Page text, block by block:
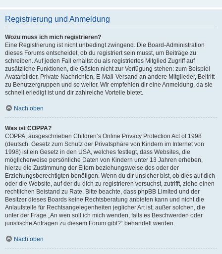
Registrierung und Anmeldung
Wozu muss ich mich registrieren?
Eine Registrierung ist nicht unbedingt zwingend. Die Board-Administration
dieses Forums entscheidet, ob du registriert sein musst, um Beiträge zu
schreiben. Auf jeden Fall erhältst du als registriertes Mitglied Zugriff auf
zusätzliche Funktionen, die Gästen nicht zur Verfügung stehen: zum Beispiel
Avatarbilder, Private Nachrichten, E-Mail-Versand an andere Mitglieder, Beitritt
zu Benutzergruppen und so weiter. Wir empfehlen dir eine Anmeldung, da sie
schnell erledigt ist und dir zahlreiche Vorteile bietet.
Nach oben
Was ist COPPA?
COPPA, ausgeschrieben Children’s Online Privacy Protection Act of 1998
(deutsch: Gesetz zum Schutz der Privatsphäre von Kindern im Internet von
1998) ist ein Gesetz in den USA, welches festlegt, dass Websites, die
möglicherweise persönliche Daten von Kindern unter 13 Jahren erheben,
hierzu die Zustimmung der Eltern beziehungsweise des oder der
Erziehungsberechtigten benötigen. Wenn du dir unsicher bist, ob dies auf dich
oder die Website, auf der du dich zu registrieren versuchst, zutrifft, ziehe einen
rechtlichen Beistand zu Rate. Bitte beachte, dass phpBB Limited und der
Besitzer dieses Boards keine Rechtsberatung anbieten kann und nicht die
Anlaufstelle für Rechtsangelegenheiten jeglicher Art ist; außer solchen, die
unter der Frage „An wen soll ich mich wenden, falls es Beschwerden oder
juristische Anfragen zu diesem Forum gibt?“ behandelt werden.
Nach oben